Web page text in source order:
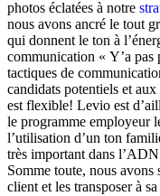
photos éclatées à notre
nous avons ancré le tout
qui donnent le ton à
communication « Y’a pas
tactiques de
candidats potentiels et
est flexible! Levio est
le programme employeur
l’utilisation d’un ton
très important dans
Somme toute, nous avons
client et les transposer à